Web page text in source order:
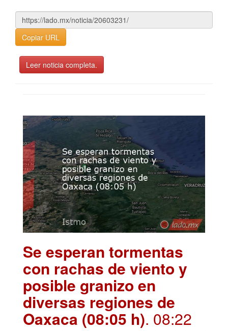
Copiar URL
Leer noticia completa.
Se esperan tormentas
con rachas de viento y
posible granizo en
diversas regiones de
Oaxaca (08:05 h). 08:22